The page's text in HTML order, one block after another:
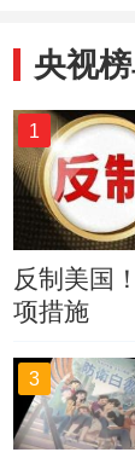
央视
1
反制美国
项措施
3